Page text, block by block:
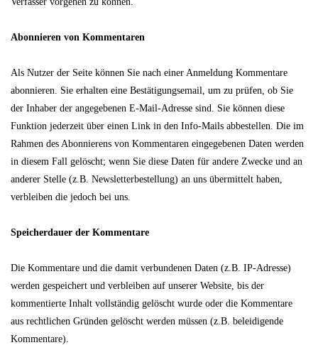
Abonnieren von Kommentaren
Als Nutzer der Seite können Sie nach einer Anmeldung Kommentare
abonnieren. Sie erhalten eine Bestätigungsemail, um zu prüfen, ob Sie
der Inhaber der angegebenen E-Mail-Adresse sind. Sie können diese
Funktion jederzeit über einen Link in den Info-Mails abbestellen. Die im
Rahmen des Abonnierens von Kommentaren eingegebenen Daten werden
in diesem Fall gelöscht; wenn Sie diese Daten für andere Zwecke und an
anderer Stelle (z.B. Newsletterbestellung) an uns übermittelt haben,
verbleiben die jedoch bei uns.
Speicherdauer der Kommentare
Die Kommentare und die damit verbundenen Daten (z.B. IP-Adresse)
werden gespeichert und verbleiben auf unserer Website, bis der
kommentierte Inhalt vollständig gelöscht wurde oder die Kommentare
aus rechtlichen Gründen gelöscht werden müssen (z.B. beleidigende
Kommentare).